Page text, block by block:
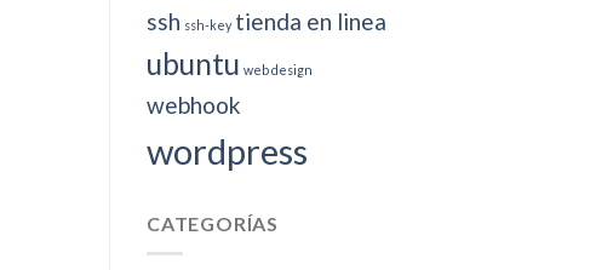
ssh ssh-key tienda en linea
ubuntu web design
webhook
wordpress
CATEGORÍAS